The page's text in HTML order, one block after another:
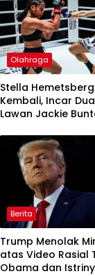
Olahraga
Stella
Kembali, Incar
Lawan Jackie
Berita
Trump Menolak
atas Video Rasial
Obama dan